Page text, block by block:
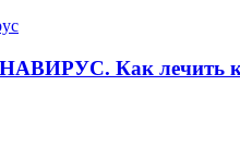
Как лечить